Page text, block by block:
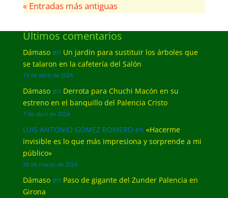
« Entradas más antiguas
Últimos comentarios
Dámasoen Un jardín para sustituir los árboles que
se talaron en la cafetería del Salón
13 de abril de 2024
Dámasoen Derrota para Chuchi Macón en su
estreno en el banquillo del Palencia Cristo
7 de abril de 2024
LUIS ANTONIO GÓMEZ ROMERO en «Hacerme
invisible es lo que más impresiona y sorprende a mi
público»
20 de marzo de 2024
Dámasoen Paso de gigante del Zunder Palencia en
Girona